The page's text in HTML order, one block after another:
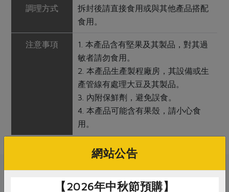
調理方式
拆封後請直接食用或與其他產品搭配
食用。
注意事項
1. 本產品含有堅果及其製品，對其過
敏者請勿食用。
2. 本產品生產製程廠房，其設備或生
產管線有處理大豆及其製品。
3. 內附保鮮劑，避免誤食。
4. 本產品可能含有果殼，請小心食
用。
關鍵字
網站公告
【2026年中秋節預購】